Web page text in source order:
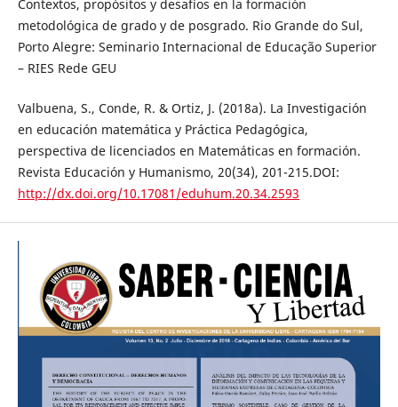
Contextos, propósitos y desafíos en la formación
metodológica de grado y de posgrado. Rio Grande do Sul,
Porto Alegre: Seminario Internacional de Educação Superior
– RIES Rede GEU
Valbuena, S., Conde, R. & Ortiz, J. (2018a). La Investigación
en educación matemática y Práctica Pedagógica,
perspectiva de licenciados en Matemáticas en formación.
Revista Educación y Humanismo, 20(34), 201-215.DOI:
http://dx.doi.org/10.17081/eduhum.20.34.2593